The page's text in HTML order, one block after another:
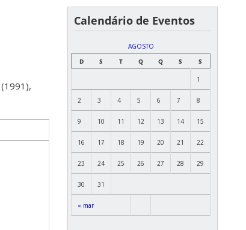
Calendário de Eventos
AGOSTO
D
S T Q Q S S
« mar
1
2 3 4 5 6 7 8
9 10 11 12 13 14 15
16 17 18 19 20 21 22
23 24 25 26 27 28 29
30 31